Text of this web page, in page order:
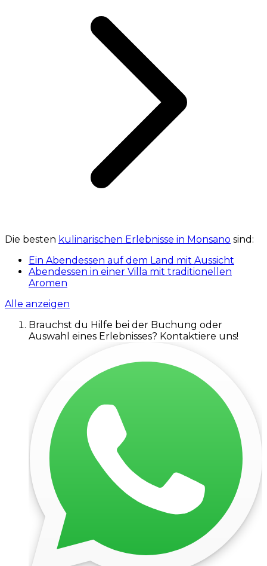
Die besten kulinarischen Erlebnisse in Monsano sind:
Ein Abendessen auf dem Land mit Aussicht
Abendessen in einer Villa mit traditionellen
Aromen
Alle anzeigen
Brauchst du Hilfe bei der Buchung oder
Auswahl eines Erlebnisses? Kontaktiere uns!